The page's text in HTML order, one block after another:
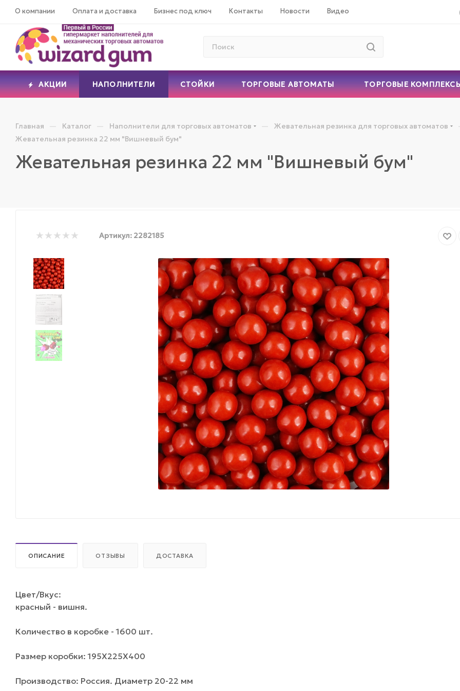
О компании Оплата и доставка Бизнес под ключ Контакты Новости Видео
АКЦИИ НАПОЛНИТЕЛИ СТОЙКИ ТОРГОВЫЕ АВТОМАТЫ ТОРГОВЫЕ
Главная — Каталог — Наполнители для торговых автоматов — Жевательная резинка для торговых автоматов
Жевательная резинка 22 мм "Вишневый бум"
Жевательная резинка 22 мм "Вишневый бум"
Артикул: 2282185
ОПИСАНИЕ ОТЗЫВЫ ДОСТАВКА
Цвет/Вкус:
красный - вишня.
Количество в коробке - 1600 шт.
Размер коробки: 195Х225Х400
Производство: Россия. Диаметр 20-22 мм